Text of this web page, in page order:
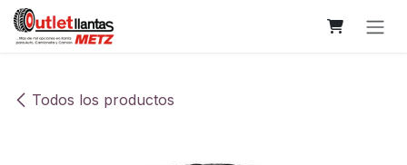
Ir al contenido
Todos los productos